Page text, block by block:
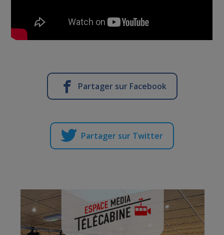
Partager sur Facebook
Partager sur Twitter